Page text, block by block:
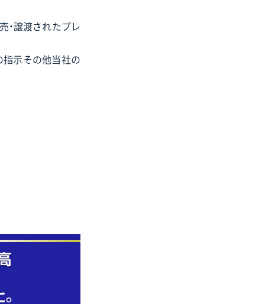
・譲渡されたプレ
指示その他当社の